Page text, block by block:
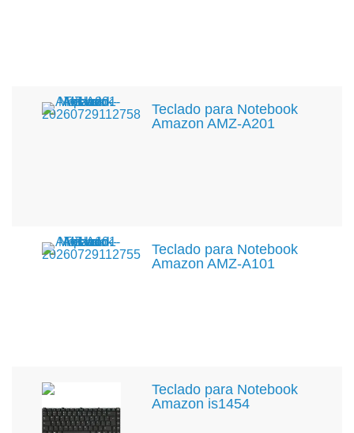
Teclado para Notebook
Amazon AMZ-A201
Teclado para Notebook
Amazon AMZ-A101
Teclado para Notebook
Amazon is1454